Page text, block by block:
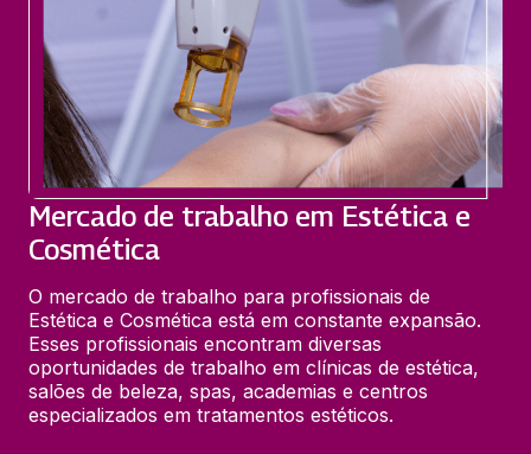
Mercado de trabalho em Estética e
Cosmética
O mercado de trabalho para profissionais de
Estética e Cosmética está em constante expansão.
Esses profissionais encontram diversas
oportunidades de trabalho em clínicas de estética,
salões de beleza, spas, academias e centros
especializados em tratamentos estéticos.